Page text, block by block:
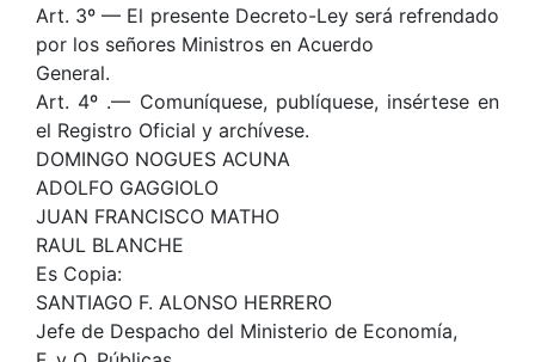
Art. 3º — El presente Decreto-Ley será refrendado
por los señores Ministros en Acuerdo
General.
Art. 4º .— Comuníquese, publíquese, insértese en
el Registro Oficial y archívese.
DOMINGO NOGUES ACUNA
ADOLFO GAGGIOLO
JUAN FRANCISCO MATHO
RAUL BLANCHE
Es Copia:
SANTIAGO F. ALONSO HERRERO
Jefe de Despacho del Ministerio de Economía,